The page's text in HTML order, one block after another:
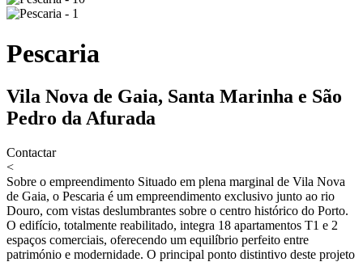
Pescaria
Vila Nova de Gaia, Santa Marinha e São
Pedro da Afurada
Contactar
<
Sobre o empreendimento Situado em plena marginal de Vila Nova
de Gaia, o Pescaria é um empreendimento exclusivo junto ao rio
Douro, com vistas deslumbrantes sobre o centro histórico do Porto.
O edifício, totalmente reabilitado, integra 18 apartamentos T1 e 2
espaços comerciais, oferecendo um equilíbrio perfeito entre
património e modernidade. O principal ponto distintivo deste projeto